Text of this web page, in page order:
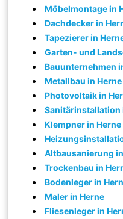
Möbelmontage in
Dachdecker in
Tapezierer in
Garten- und
Bauunternehmen
Metallbau in Herne
Photovoltaik in
Sanitärinstallation
Klempner in Herne
Altbausanierung
Trockenbau in
Bodenleger in
Maler in Herne
Fliesenleger in